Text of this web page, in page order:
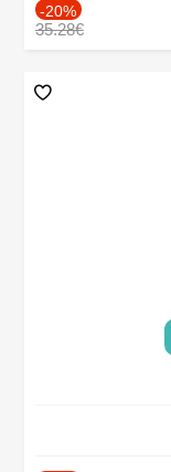
-20%
35.28€